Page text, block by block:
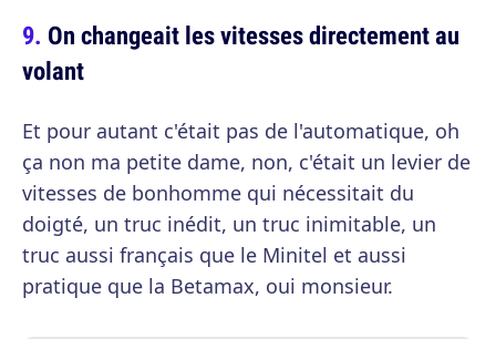
On changeait les vitesses directement au
volant
Et pour autant c'était pas de l'automatique, oh
ça non ma petite dame, non, c'était un levier de
vitesses de bonhomme qui nécessitait du
doigté, un truc inédit, un truc inimitable, un
truc aussi français que le Minitel et aussi
pratique que la Betamax, oui monsieur.